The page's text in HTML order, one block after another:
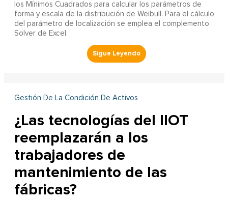
los Mínimos Cuadrados para calcular los parámetros de
forma y escala de la distribución de Weibull. Para el cálculo
del parámetro de localización se emplea el complemento
Solver de Excel.
Gestión De La Condición De Activos
¿Las tecnologías del IIOT
reemplazarán a los
trabajadores de
mantenimiento de las
fábricas?